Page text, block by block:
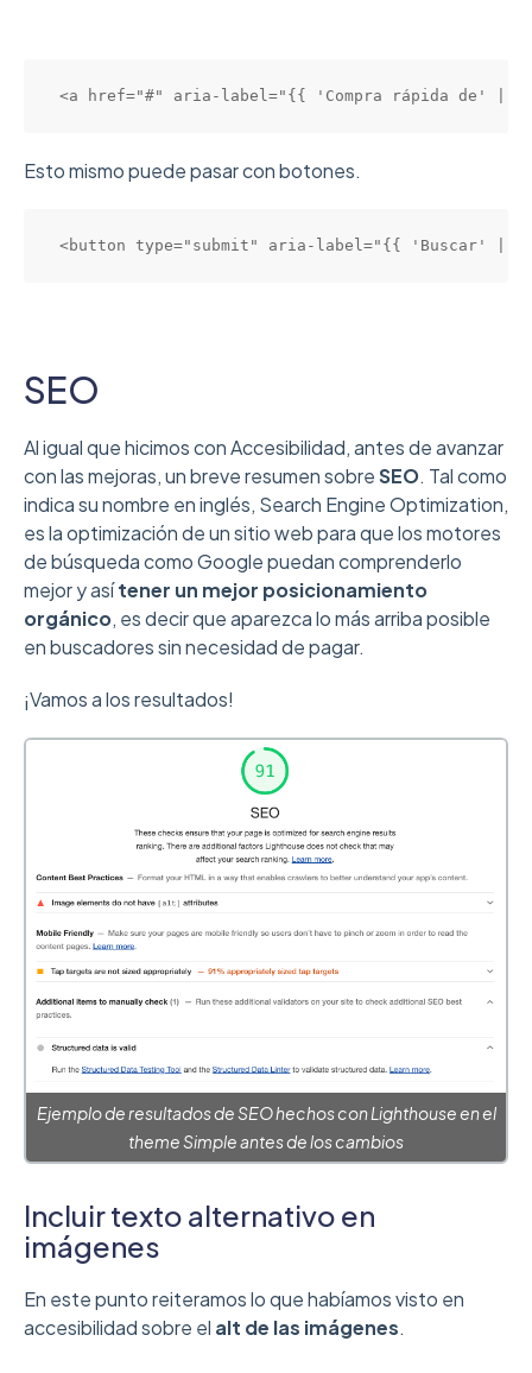
<a href="#" aria-label="{{ 'Compra rápida de' |
Esto mismo puede pasar con botones.
<button type="submit" aria-label="{{ 'Buscar' |
SEO
Al igual que hicimos con Accesibilidad, antes de avanzar
con las mejoras, un breve resumen sobreSEO. Tal como
indica su nombre en inglés, Search Engine Optimization,
es la optimización de un sitio web para que los motores
de búsqueda como Google puedan comprenderlo
mejor y asítener un mejor posicionamiento
orgánico, es decir que aparezca lo más arriba posible
en buscadores sin necesidad de pagar.
¡Vamos a los resultados!
Ejemplo de resultados de SEO hechos con Lighthouse en el
theme Simple antes de los cambios
Incluir texto alternativo en
imágenes
En este punto reiteramos lo que habíamos visto en
accesibilidad sobre el alt de las imágenes.